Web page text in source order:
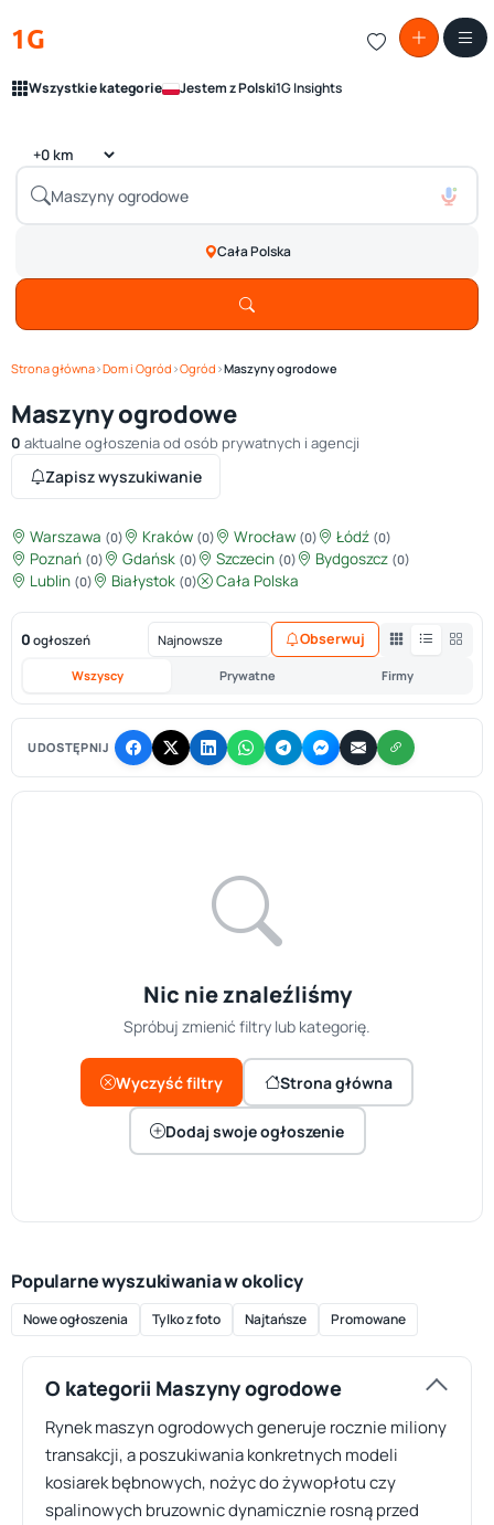
1G
Wszystkie kategorie Jestem z Polski1G Insights
Cała Polska
Strona główna›Dom i Ogród ›Ogród ›Maszyny ogrodowe
Maszyny ogrodowe
0 aktualne ogłoszenia od osób prywatnych i agencji
Zapisz wyszukiwanie
Warszawa (0) Kraków (0) Wrocław (0) Łódź (0)
Poznań (0) Gdańsk (0) Szczecin (0) Bydgoszcz (0)
Lublin (0) Białystok (0) Cała Polska
0 ogłoszeń
Wszyscy Prywatne Firmy
Obserwuj
UDOSTĘPNIJ
Nic nie znaleźliśmy
Spróbuj zmienić filtry lub kategorię.
Wyczyść filtry Strona główna
Dodaj swoje ogłoszenie
Popularne wyszukiwania w okolicy
Nowe ogłoszenia Tylko z foto Najtańsze Promowane
O kategorii Maszyny ogrodowe
Rynek maszyn ogrodowych generuje rocznie miliony
transakcji, a poszukiwania konkretnych modeli
kosiarek bębnowych, nożyc do żywopłotu czy
spalinowych bruzownic dynamicznie rosną przed